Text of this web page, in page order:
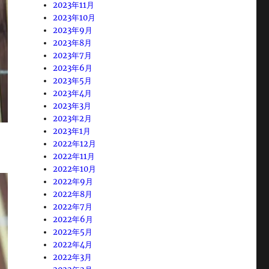
2023年11月
2023年10月
2023年9月
2023年8月
2023年7月
2023年6月
2023年5月
2023年4月
2023年3月
2023年2月
2023年1月
2022年12月
2022年11月
2022年10月
2022年9月
2022年8月
2022年7月
2022年6月
2022年5月
2022年4月
2022年3月